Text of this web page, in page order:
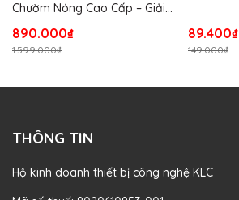
Chườm Nóng Cao Cấp – Giải
Nhân Cho Mùa Hè Và Mùa
Đông
890.000₫
1.599.000₫
89.400₫
149.000₫
THÔNG TIN
Hộ kinh doanh thiết bị công nghệ KLC